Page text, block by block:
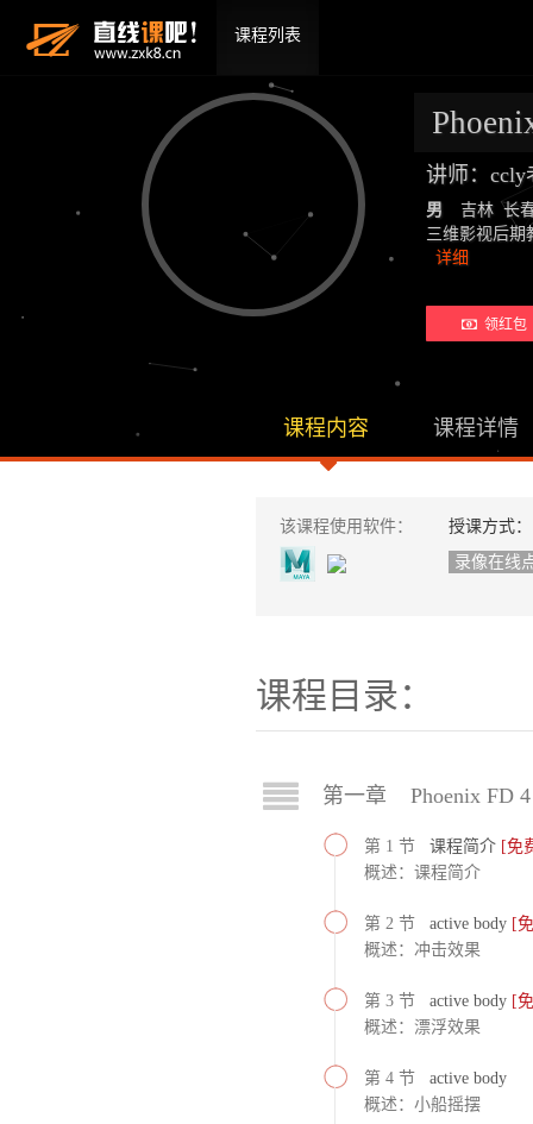
课程列表
讲师：ccly
男
吉林 长
三维影视后期
详细
领红包
课程内容 课程详情
该课程使用软件：
授课方式：
录像在线
课程目录：
第一章 Phoenix FD 4
第 1 节 课程简介 [免
概述：课程简介
第 2 节 active body [
概述：冲击效果
第 3 节 active body [
概述：漂浮效果
第 4 节 active body
概述：小船摇摆